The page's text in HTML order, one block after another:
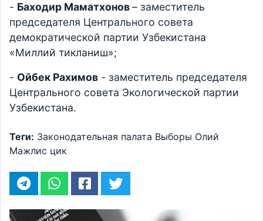
- Баходир Маматхонов– заместитель
председателя Центрального совета
демократической партии Узбекистана
«Миллий тикланиш»;
- Ойбек Рахимов - заместитель председателя
Центрального совета Экологической партии
Узбекистана.
Теги: Законодательная палата Выборы Олий
Мажлис цик